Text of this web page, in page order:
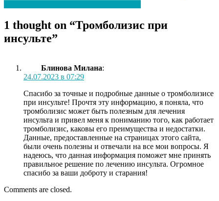
1 thought on “Тромболизис при
инсульте”
Блинова Милана:
24.07.2023 в 07:29
Спасибо за точные и подробные данные о тромболизисе
при инсульте! Прочтя эту информацию, я поняла, что
тромболизис может быть полезным для лечения
инсульта и привел меня к пониманию того, как работает
тромболизис, каковы его преимущества и недостатки.
Данные, предоставленные на страницах этого сайта,
были очень полезны и отвечали на все мои вопросы. Я
надеюсь, что данная информация поможет мне принять
правильное решение по лечению инсульта. Огромное
спасибо за ваши доброту и старания!
Comments are closed.